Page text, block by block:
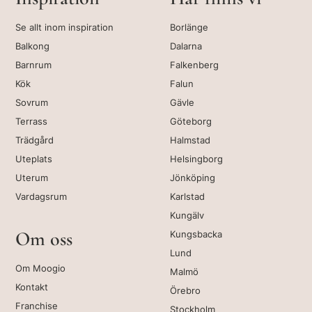
Se allt inom inspiration
Balkong
Barnrum
Kök
Sovrum
Terrass
Trädgård
Uteplats
Uterum
Vardagsrum
Om oss
Om Moogio
Kontakt
Franchise
Borlänge
Dalarna
Falkenberg
Falun
Gävle
Göteborg
Halmstad
Helsingborg
Jönköping
Karlstad
Kungälv
Kungsbacka
Lund
Malmö
Örebro
Stockholm